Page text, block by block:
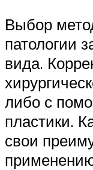
Выбор
патологии
вида.
либо с
пластики.
свои